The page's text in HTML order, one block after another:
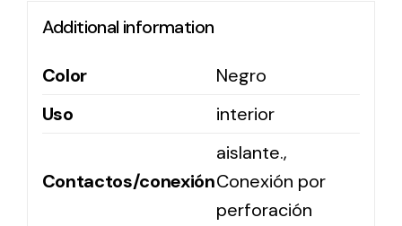
Solar lighting
Variety of solar solutions for all kinds of needs.
Additional information
Color
Negro
Uso
interior
Contactos/conexión
aislante.,
Conexión por
perforación